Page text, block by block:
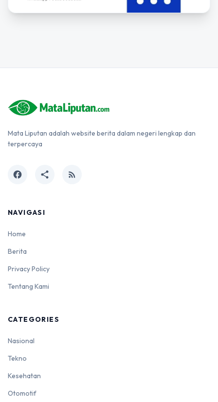
Mata Liputan adalah website berita dalam negeri lengkap dan
terpercaya
facebook share rss_feed
NAVIGASI
Home
Berita
Privacy Policy
Tentang Kami
CATEGORIES
Nasional
Tekno
Kesehatan
Otomotif